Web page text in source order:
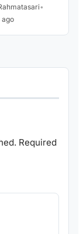
Nafas
•
ago
Required